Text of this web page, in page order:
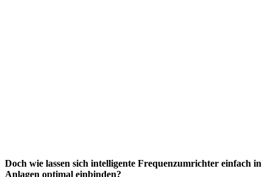
Doch wie lassen sich intelligente Frequenzumrichter einfach in
Anlagen optimal einbinden?